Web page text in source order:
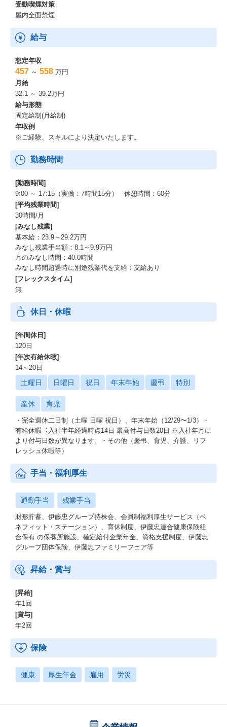
受動喫煙対策
屋内全面禁煙
給与
想定年収
457 ～ 558 万円
月給
32.1 ～ 39.2万円
給与形態
固定給制(月給制)
年収例
※ご経験、スキルにより決定いたします。
勤務時間
[勤務時間]
9:00 ～ 17:15（実働：7時間15分） 休憩時間：60分
[平均残業時間]
30時間/月
[みなし残業]
基本給：23.9～29.2万円
みなし残業手当額：8.1～9.9万円
月のみなし時間：40.0時間
みなし時間超過時に別途残業代を支給：支給あり
[フレックスタイム]
無
休日・休暇
[年間休日]
120日
[年次有給休暇]
14～20日
土曜日 日曜日 祝日 年末年始 慶弔 特別
産休 育児
・完全週休⼆⽇制（⼟曜 ⽇曜 祝⽇）、年末年始（12/29〜1/3）・
有給休暇︓⼊社半年経過時点14⽇ 最⾼付与⽇数20⽇ ※⼊社年⽉に
より付与⽇数が異なります。・その他（慶弔、育児、介護、リフ
レッシュ休暇等）
手当・福利厚生
通勤手当 残業手当
財形貯蓄、伊藤忠グループ持株会、会員制福利厚⽣サービス（ベ
ネフィット・ステーション）、育休制度、伊藤忠連合健康保険組
合保有 の保養所施設、確定給付企業年⾦、資格⽀援制度、伊藤忠
グループ団体保険、伊藤忠ファミリーフェア等
昇給・賞与
[昇給]
年1回
[賞与]
年2回
保険
健康 厚生年金 雇用 労災